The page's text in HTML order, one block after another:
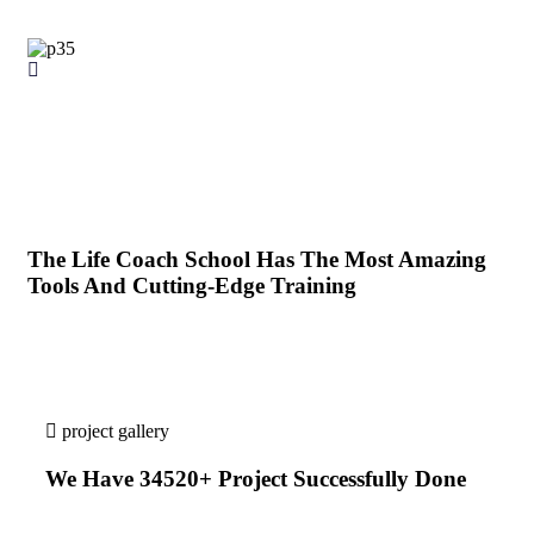
The Life Coach School Has The Most Amazing
Tools And Cutting-Edge Training
project gallery
We Have 34520+ Project Successfully Done